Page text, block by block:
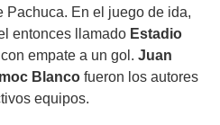
Pachuca. En el juego de ida,
entonces llamado Estadio
empate a un gol. Juan
Blanco fueron los autores
equipos.